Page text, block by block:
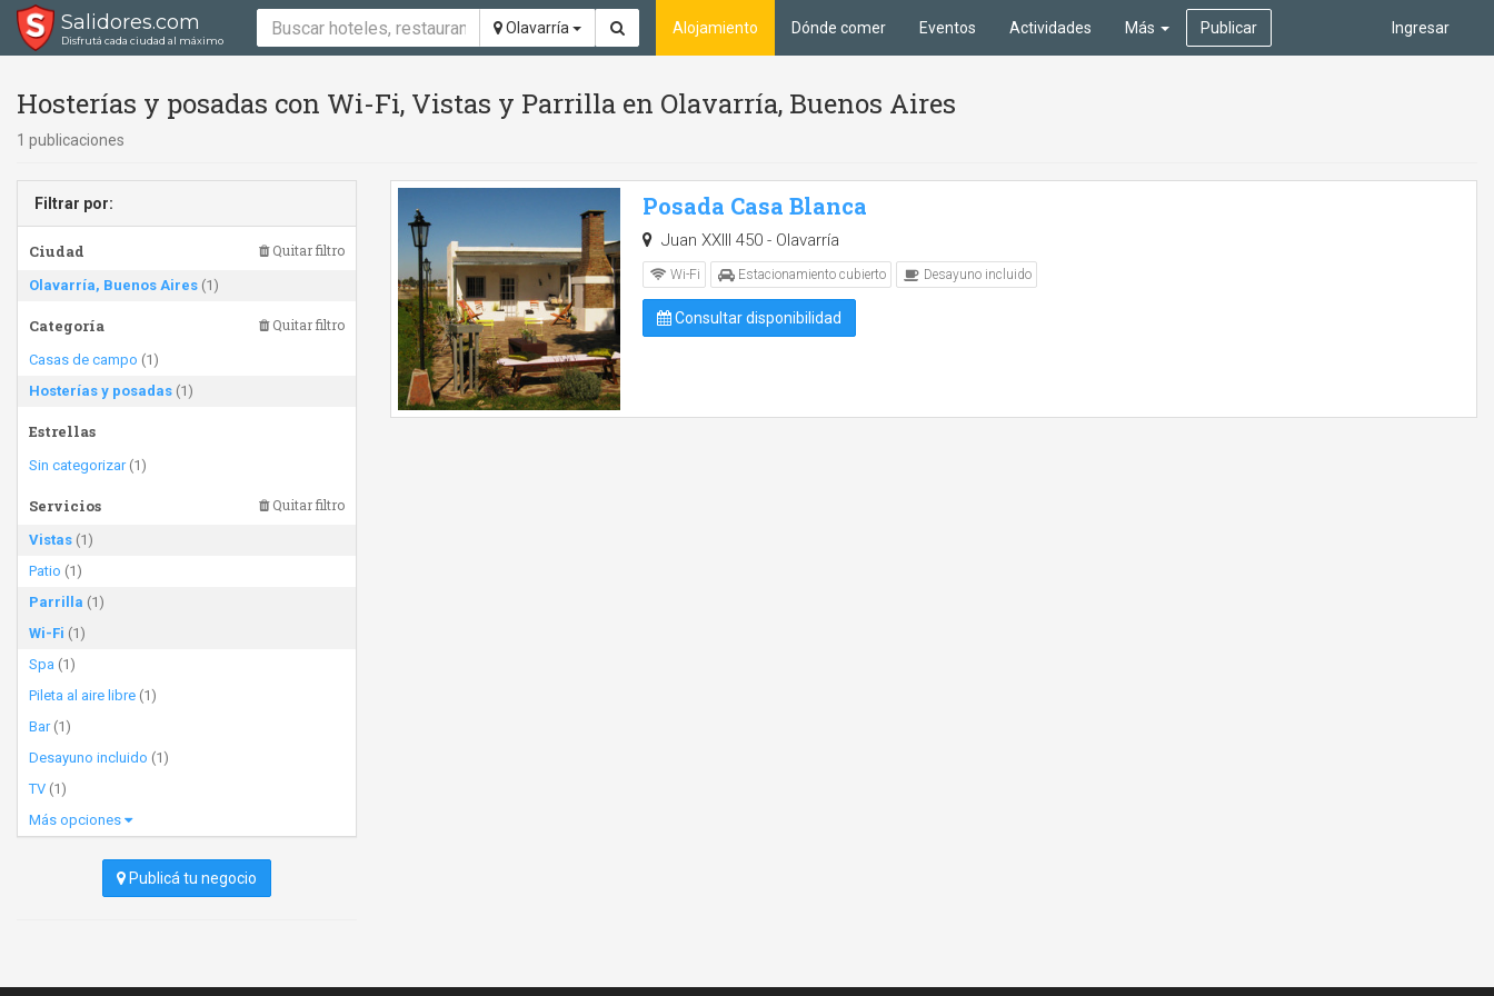
Salidores.com
Disfrutá cada ciudad al máximo
Olavarría Ingresar
Alojamiento Dónde comer Eventos Actividades Más Publicar
Hosterías y posadas con Wi-Fi, Vistas y Parrilla en Olavarría, Buenos Aires
1 publicaciones
Filtrar por:
Ciudad Quitar filtro
Olavarría, Buenos Aires (1)
Categoría Quitar filtro
Casas de campo (1)
Hosterías y posadas (1)
Estrellas
Sin categorizar(1)
Servicios Quitar filtro
Vistas (1)
Patio (1)
Parrilla (1)
Wi-Fi (1)
Spa (1)
Pileta al aire libre (1)
Bar(1)
Desayuno incluido (1)
TV (1)
Más opciones
Publicá tu negocio
Posada Casa Blanca
Juan XXIII 450 - Olavarría
Wi-Fi Estacionamiento cubierto Desayuno incluido
Consultar disponibilidad